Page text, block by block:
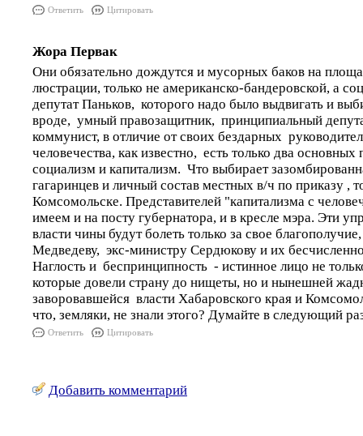
Ответить Цитировать
Жора Первак
Они обязательно дождутся и мусорных баков на
люстрации, только не американско-бандеровской, а
депутат Паньков, которого надо было выдвигать и
вроде, умный правозащитник, принципиальный
коммунист, в отличие от своих бездарных
человечества, как известно, есть только два основных
социализм и капитализм. Что выбирает
гагаринцев и личный состав местных в/ч по приказу ,
Комсомольске. Представителей "капитализма с
имеем и на посту губернатора, и в кресле мэра. Эти
власти чины будут болеть только за свое
Медведеву, экс-министру Сердюкову и их
Наглость и беспринципность - истинное лицо не
которые довели страну до нищеты, но и нынешней
заворовавшейся власти Хабаровского края и
что, земляки, не знали этого? Думайте в следующий
Ответить Цитировать
Добавить комментарий